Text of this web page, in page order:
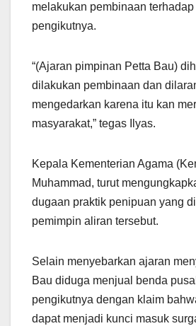
melakukan pembinaan terhadap
pengikutnya.
“(Ajaran pimpinan Petta Bau)
dilakukan pembinaan dan
mengedarkan karena itu kan
masyarakat,” tegas Ilyas.
Kepala Kementerian Agama
Muhammad, turut
dugaan praktik penipuan yang
pemimpin aliran tersebut.
Selain menyebarkan ajaran
Bau diduga menjual benda
pengikutnya dengan klaim
dapat menjadi kunci masuk